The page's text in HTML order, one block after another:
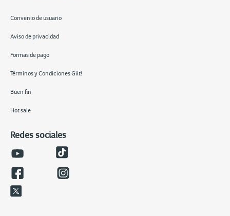
Convenio de usuario
Aviso de privacidad
Formas de pago
Términos y Condiciones Giit!
Buen fin
Hot sale
Redes sociales